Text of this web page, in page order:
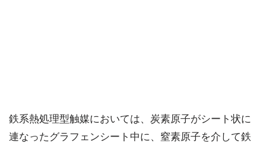
鉄系熱処理型触媒においては、炭素原子がシート状に
連なったグラフェンシート中に、窒素原子を介して鉄